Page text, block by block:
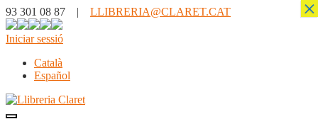
93 301 08 87 | LLIBRERIA@CLARET.CAT
Iniciar sessió
Català
Español
×